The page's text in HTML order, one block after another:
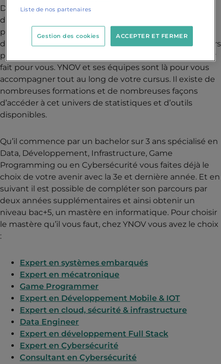
Devenir un data scientist demande un minimum
d’expérience et beaucoup de compétences. Tous les
professionnels du secteur s’accordent à dire que faire
des études supérieures permet de découvrir un univers
professionnel mais aussi de se faire une idée du métier
fait pour vous. YNOV et ses équipes sont là pour vous
accompagner tout au long de votre cursus. Il existe de
nombreuses formations et de nombreuses façons
d’accéder à cet univers de statistiques et d’outils
disponibles.
Qu’il commence par un bachelor sur 3 ans spécialisé en
Data, Développement, Infrastructure, Game
Programming ou en Cybersécurité vous faites déjà le
choix de votre avenir avec la 3e et dernière année. Et en
suivant il est possible de compléter son parcours par
deux années supplémentaires et ainsi obtenir un
niveau bac+5, un mastère en informatique. Pour choisir
le mastère qu’il vous faut, chez YNOV vous avez le choix
:
Expert en systèmes embarqués
Expert en mécatronique
Game Programmer
Expert en Développement Mobile & IOT
Expert en cloud, sécurité & infrastructure
Data Engineer
Expert en développement Full Stack
Expert en Cybersécurité
Consultant en Cybersécurité
Liste de nos partenaires
ACCEPTER ET FERMER
Gestion des cookies